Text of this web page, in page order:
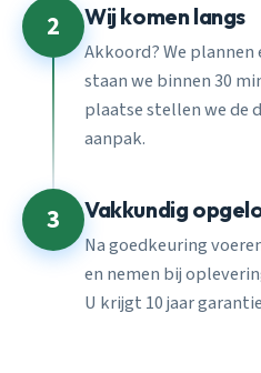
2 Wij komen langs
Akkoord? We
staan we binnen 30
plaatse stellen we de
aanpak.
3 Vakkundig
Na goedkeuring
en nemen bij
U krijgt 10 jaar